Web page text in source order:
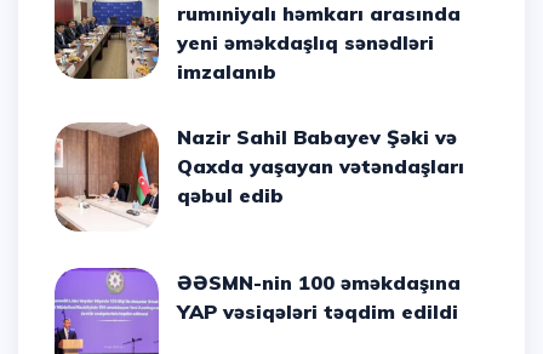
rumıniyalı həmkarı arasında
yeni əməkdaşlıq sənədləri
imzalanıb
Nazir Sahil Babayev Şəki və
Qaxda yaşayan vətəndaşları
qəbul edib
ƏƏSMN-nin 100 əməkdaşına
YAP vəsiqələri təqdim edildi